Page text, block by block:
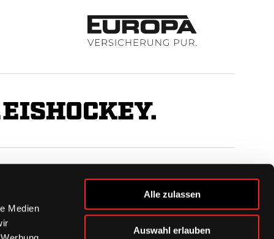
Medien
Alle zulassen
Auswahl erlauben
BUSINESS
VIP-Tickets & Logen